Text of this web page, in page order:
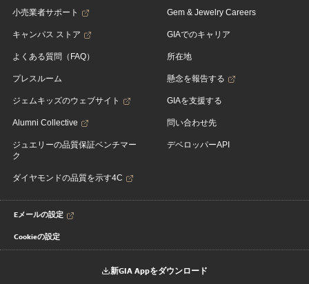
小売業者サポート
キャンパス ストア
よくある質問（FAQ）
プレスルーム
ジェムキッズのウェブサイト
Alumni Collective
ジュエリーの品質保証ベンチマー
ク
ダイヤモンドの品質を示す4C
Gem & Jewelry Careers
GIAでのキャリア
所在地
懸念を報告する
GIAを支援する
問い合わせ先
デベロッパーAPI
Eメールの設定
Cookieの設定
新GIA Appをダウンロード